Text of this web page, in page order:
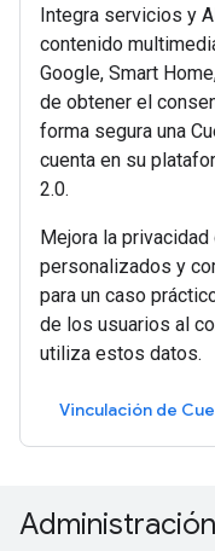
Integra servicios y
contenido
Google, Smart
de obtener el
forma segura una
cuenta en su
2.0.
Mejora la
personalizados y
para un caso
de los usuarios al
utiliza estos datos.
Vinculación de